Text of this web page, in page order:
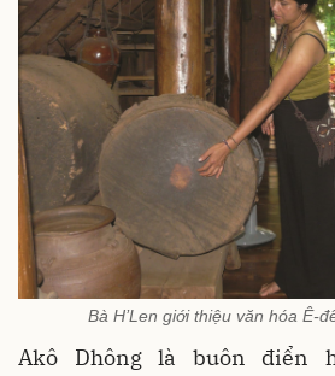
Bà H’Len giới thiệu văn hóa Ê-
Akô Dhông là buôn điển